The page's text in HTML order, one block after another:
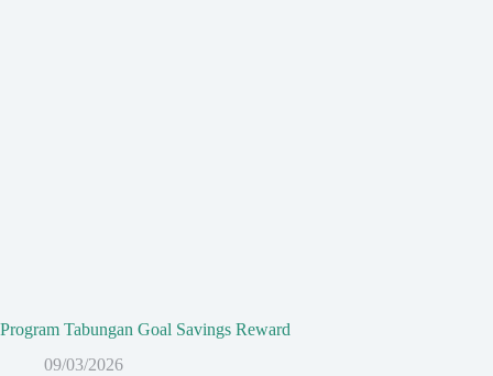
Program Tabungan Goal Savings Reward
09/03/2026